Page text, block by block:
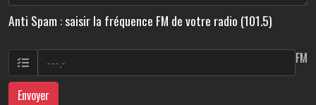
Anti Spam : saisir la fréquence FM de votre radio (101.5)
FM
Envoyer